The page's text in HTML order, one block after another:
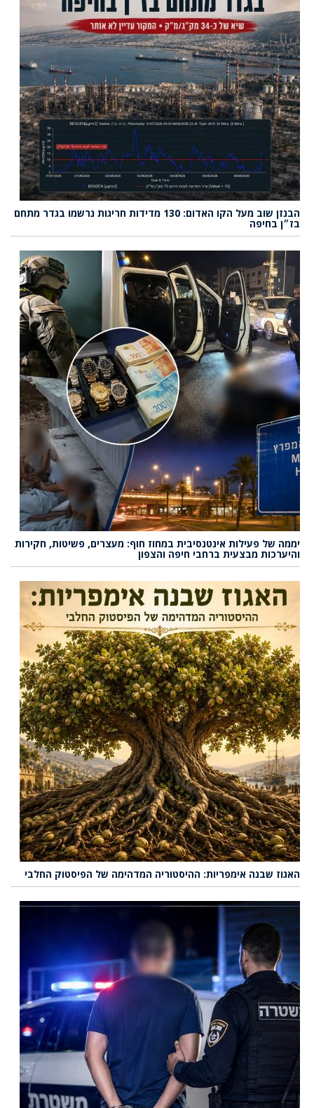
הבנזן שוב מעל הקו האדום: 130 מדידות חריגות נרשמו בגדר מתחם
בז״ן בחיפה
יממה של פעילות אינטנסיבית במחוז חוף: מעצרים, פשיטות, חקירות
והיערכות מבצעית ברחבי חיפה והצפון
האגוז שבנה אימפריות: ההיסטוריה המדהימה של הפיסטוק החלבי